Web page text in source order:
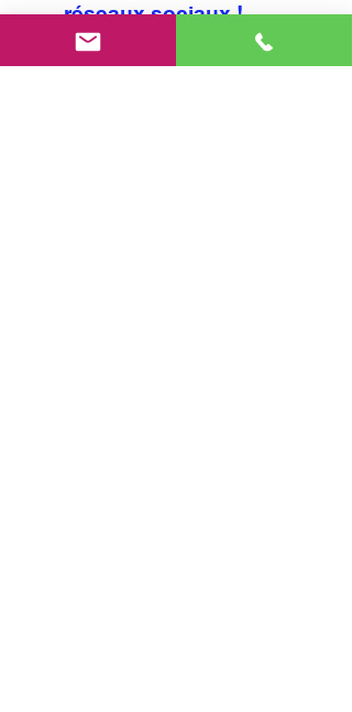
réseaux sociaux !